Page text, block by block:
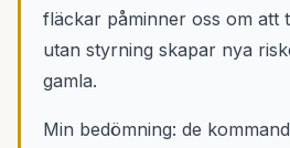
fläckar påminner oss om att
utan styrning skapar nya
gamla.
Min bedömning: de